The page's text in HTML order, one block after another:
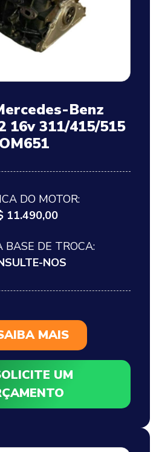
Benz
16v 311/415/515
OM651
DO MOTOR:
11.490,00
BASE DE TROCA:
NOS
MAIS
UM